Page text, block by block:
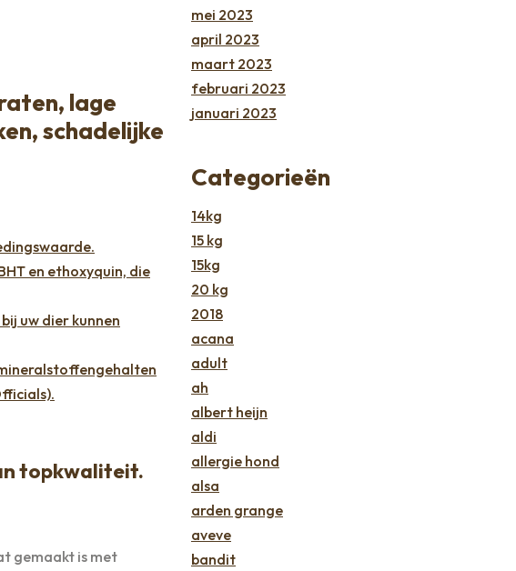
lage
schadelijke
en ethoxyquin, die
uw dier kunnen
topkwaliteit.
gemaakt is met
mei 2023
april 2023
maart 2023
februari 2023
januari 2023
Categorieën
14kg
15 kg
15kg
20 kg
2018
acana
adult
ah
albert heijn
aldi
allergie hond
alsa
arden grange
aveve
bandit